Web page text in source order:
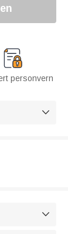
personvern

